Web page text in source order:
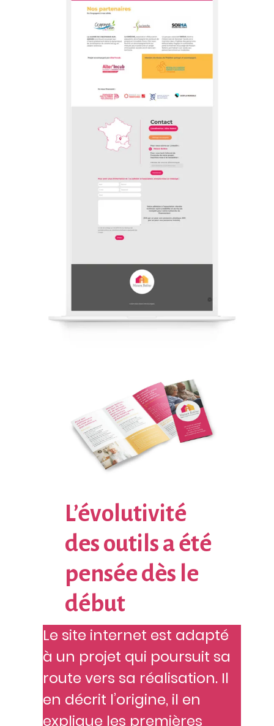
L’évolutivité
des outils a été
pensée dès le
début
Le site internet est adapté
à un projet qui poursuit sa
route vers sa réalisation. Il
en décrit l’origine, il en
explique les premières